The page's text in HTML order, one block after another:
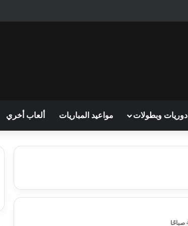
دوريات وبطولات مواعيد المباريات ألعاب أخري